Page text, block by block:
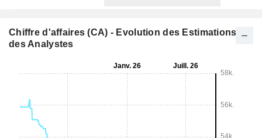
Chiffre d'affaires (CA) - Evolution des Estimations
des Analystes